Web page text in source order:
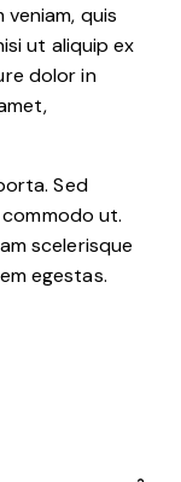
veniam, quis
ut aliquip ex
dolor in
Sed
ut.
scelerisque
egestas.